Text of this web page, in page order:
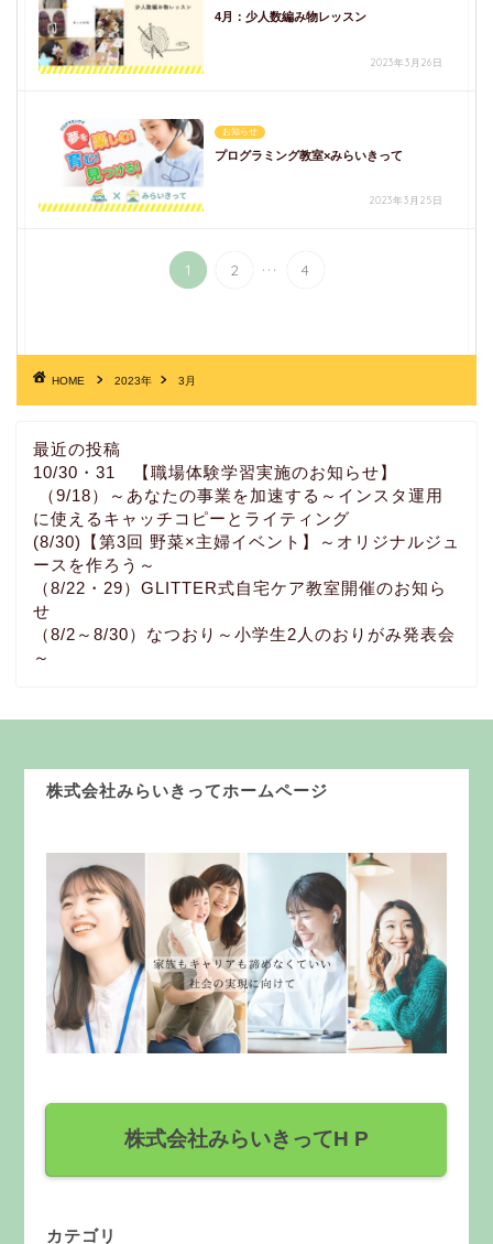
4月：少人数編み物レッスン
2023年3月26日
お知らせ
プログラミング教室×みらいきって
2023年3月25日
1 2 ... 4
HOME 2023年 3月
最近の投稿
10/30・31 【職場体験学習実施のお知らせ】
（9/18）～あなたの事業を加速する～インスタ運用
に使えるキャッチコピーとライティング
(8/30)【第3回 野菜×主婦イベント】～オリジナルジュ
ースを作ろう～
（8/22・29）GLITTER式自宅ケア教室開催のお知ら
せ
（8/2～8/30）なつおり～小学生2人のおりがみ発表会
～
株式会社みらいきってホームページ
株式会社みらいきってH P
カテゴリ